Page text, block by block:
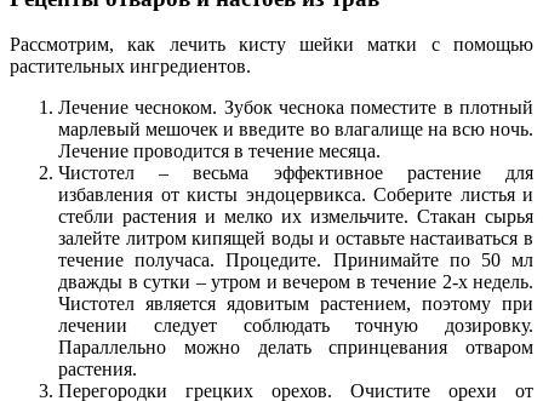
Рассмотрим, как лечить кисту шейки матки с помощью
растительных ингредиентов.
Лечение чесноком. Зубок чеснока поместите в плотный
марлевый мешочек и введите во влагалище на всю ночь.
Лечение проводится в течение месяца.
Чистотел – весьма эффективное растение для
избавления от кисты эндоцервикса. Соберите листья и
стебли растения и мелко их измельчите. Стакан сырья
залейте литром кипящей воды и оставьте настаиваться в
течение получаса. Процедите. Принимайте по 50 мл
дважды в сутки – утром и вечером в течение 2-х недель.
Чистотел является ядовитым растением, поэтому при
лечении следует соблюдать точную дозировку.
Параллельно можно делать спринцевания отваром
растения.
Перегородки грецких орехов. Очистите орехи от